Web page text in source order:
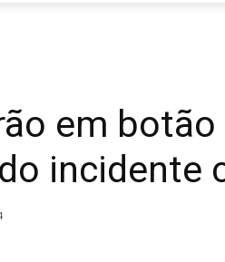
em
incidente